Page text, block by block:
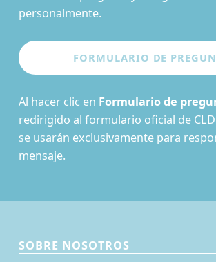
personalmente.
Al hacer clic en Formulario de
redirigido al formulario oficial de
se usarán exclusivamente para
mensaje.
SOBRE NOSOTROS